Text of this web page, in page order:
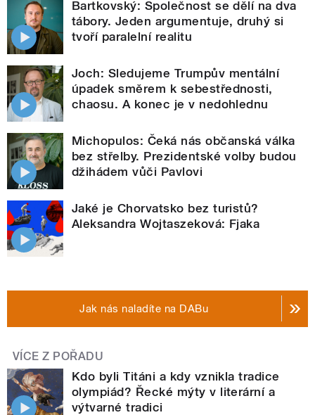
Bartkovský: Společnost se dělí na dva
tábory. Jeden argumentuje, druhý si
tvoří paralelní realitu
Joch: Sledujeme Trumpův mentální
úpadek směrem k sebestřednosti,
chaosu. A konec je v nedohlednu
Michopulos: Čeká nás občanská válka
bez střelby. Prezidentské volby budou
džihádem vůči Pavlovi
Jaké je Chorvatsko bez turistů?
Aleksandra Wojtaszeková: Fjaka
Jak nás naladíte na DABu
VÍCE Z POŘADU
Kdo byli Titáni a kdy vznikla tradice
olympiád? Řecké mýty v literární a
výtvarné tradici